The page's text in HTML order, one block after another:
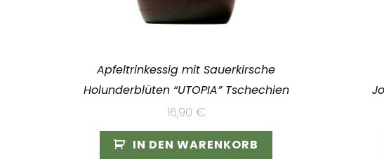
Apfeltrinkessig mit Sauerkirsche
Holunderblüten “UTOPIA” Tschechien
16,90 €
IN DEN WARENKORB